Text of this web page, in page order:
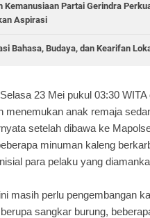
Kemanusiaan Partai Gerindra
Aspirasi
Bahasa, Budaya, dan Kearifan
23 Mei pukul 03:30
menemukan anak remaja
setelah dibawa ke
minuman kaleng
para pelaku yang
masih perlu pengembangan
sangkar burung,